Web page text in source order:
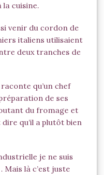
cuisine.
venir du cordon de
italiens utilisaient
deux tranches de
qu’un chef
de ses
du fromage et
qu’il a plutôt bien
je ne suis
là c’est juste